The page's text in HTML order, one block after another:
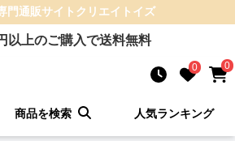
門通販サイト クリエイトイズ
以上のご購入で送料無料
0 0
商品を検索 人気ランキング